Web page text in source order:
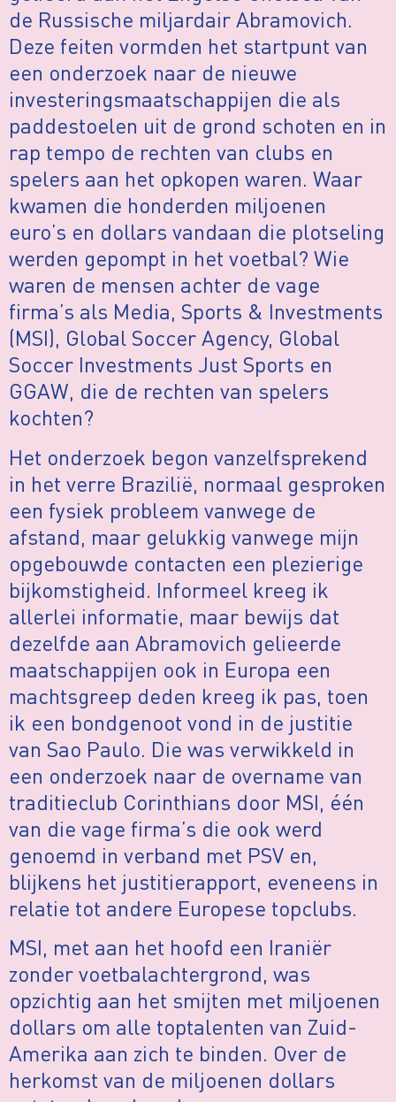
de Russische miljardair Abramovich.
Deze feiten vormden het startpunt van
een onderzoek naar de nieuwe
investeringsmaatschappijen die als
paddestoelen uit de grond schoten en in
rap tempo de rechten van clubs en
spelers aan het opkopen waren. Waar
kwamen die honderden miljoenen
euro’s en dollars vandaan die plotseling
werden gepompt in het voetbal? Wie
waren de mensen achter de vage
firma’s als Media, Sports & Investments
(MSI), Global Soccer Agency, Global
Soccer Investments Just Sports en
GGAW, die de rechten van spelers
kochten?
Het onderzoek begon vanzelfsprekend
in het verre Brazilië, normaal gesproken
een fysiek probleem vanwege de
afstand, maar gelukkig vanwege mijn
opgebouwde contacten een plezierige
bijkomstigheid. Informeel kreeg ik
allerlei informatie, maar bewijs dat
dezelfde aan Abramovich gelieerde
maatschappijen ook in Europa een
machtsgreep deden kreeg ik pas, toen
ik een bondgenoot vond in de justitie
van Sao Paulo. Die was verwikkeld in
een onderzoek naar de overname van
traditieclub Corinthians door MSI, één
van die vage firma’s die ook werd
genoemd in verband met PSV en,
blijkens het justitierapport, eveneens in
relatie tot andere Europese topclubs.
MSI, met aan het hoofd een Iraniër
zonder voetbalachtergrond, was
opzichtig aan het smijten met miljoenen
dollars om alle toptalenten van Zuid-
Amerika aan zich te binden. Over de
herkomst van de miljoenen dollars